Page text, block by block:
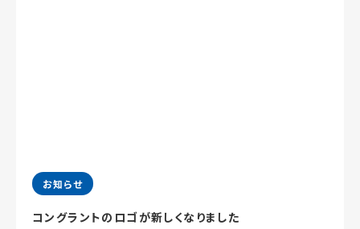
お知らせ
コングラントのロゴが新しくなりました